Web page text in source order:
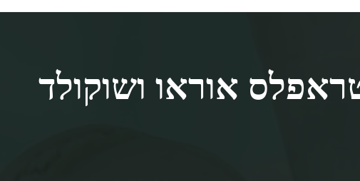
לילדים
הצעיר.
אוראו ושוקולד